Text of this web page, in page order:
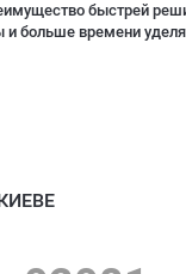
быстрей
больше времени